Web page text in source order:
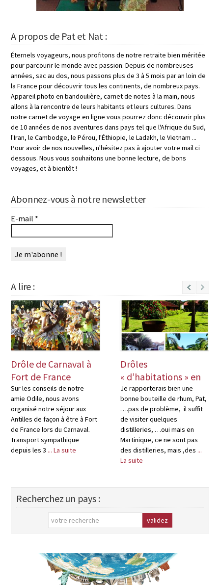
A propos de Pat et Nat :
Éternels voyageurs, nous profitons de notre retraite bien méritée
pour parcourir le monde avec passion. Depuis de nombreuses
années, sac au dos, nous passons plus de 3 à 5 mois par an loin de
la France pour découvrir tous les continents, de nombreux pays.
Appareil photo en bandoulière, carnet de notes à la main, nous
allons à la rencontre de leurs habitants et leurs cultures. Dans
notre carnet de voyage en ligne vous pourrez donc découvrir plus
de 10 années de nos aventures dans pays tel que l'Afrique du Sud,
l'Iran, le Cambodge, le Pérou, l'Éthiopie, le Ladakh, le Vietnam ...
Pour avoir de nos nouvelles, n'hésitez pas à ajouter votre mail ci
dessous. Nous vous souhaitons une bonne lecture, de bons
voyages, et à bientôt !
Abonnez-vous à notre newsletter
E-mail *
A lire :
Drôle de Carnaval à
Fort de France
Sur les conseils de notre
amie Odile, nous avons
organisé notre séjour aux
Antilles de façon à être à Fort
de France lors du Carnaval.
Transport sympathique
depuis les 3 ... La suite
Drôles
« d’habitations » en
Martinique
Je rapporterais bien une
bonne bouteille de rhum, Pat,
….pas de problème, il suffit
de visiter quelques
distilleries, …oui mais en
Martinique, ce ne sont pas
des distilleries, mais ,des ...
La suite
Next
Recherchez un pays :